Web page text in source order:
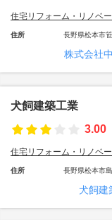
住宅リフォーム・リノベ
住所 長野県松本市
株式会社
犬飼建築工業
3.00
住宅リフォーム・リノベ
住所 長野県松本市
犬飼建